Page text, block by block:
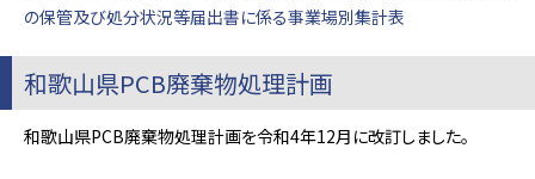
の保管及び処分状況等届出書に係る事業場別集計表
和歌山県PCB廃棄物処理計画
和歌山県PCB廃棄物処理計画を令和4年12月に改訂しました。